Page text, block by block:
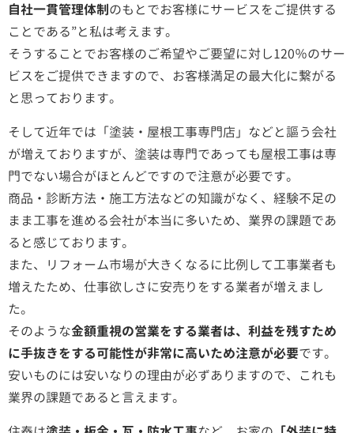
自社一貫管理体制のもとでお客様にサービスをご提供する
ことである”と私は考えます。
そうすることでお客様のご希望やご要望に対し120％のサー
ビスをご提供できますので、お客様満足の最大化に繋がる
と思っております。
そして近年では「塗装・屋根工事専門店」などと謳う会社
が増えておりますが、塗装は専門であっても屋根工事は専
門でない場合がほとんどですので注意が必要です。
商品・診断方法・施工方法などの知識がなく、経験不足の
まま工事を進める会社が本当に多いため、業界の課題であ
ると感じております。
また、リフォーム市場が大きくなるに比例して工事業者も
増えたため、仕事欲しさに安売りをする業者が増えまし
た。
そのような金額重視の営業をする業者は、利益を残すため
に手抜きをする可能性が非常に高いため注意が必要です。
安いものには安いなりの理由が必ずありますので、これも
業界の課題であると言えます。